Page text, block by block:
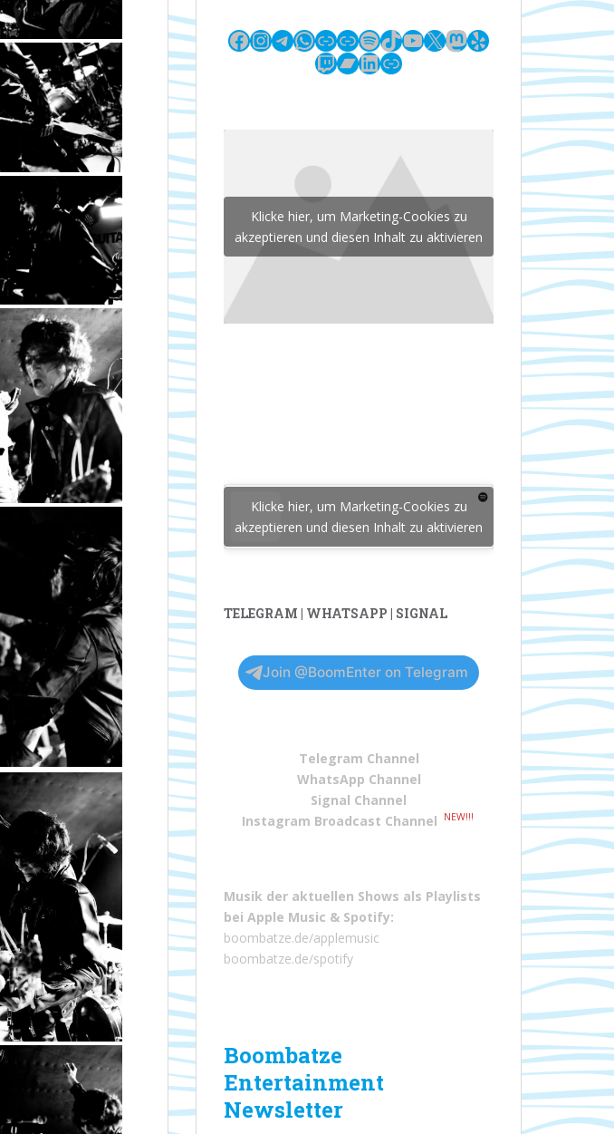
Facebook
Instagram
Telegram
WhatsApp
LinkLinkSpotify
TikTok
YouTube
X Mastodon
Yelp
Twitch
Bandcamp
LinkedIn
Link
Klicke hier, um Marketing-Cookies zu
akzeptieren und diesen Inhalt zu aktivieren
Klicke hier, um Marketing-Cookies zu
akzeptieren und diesen Inhalt zu aktivieren
TELEGRAM | WHATSAPP | SIGNAL
Join @BoomEnter on Telegram
Telegram Channel
WhatsApp Channel
Signal Channel
Instagram Broadcast Channel
NEW!!!
Musik der aktuellen Shows als Playlists
bei Apple Music & Spotify:
boombatze.de/applemusic
boombatze.de/spotify
Boombatze
Entertainment
Newsletter